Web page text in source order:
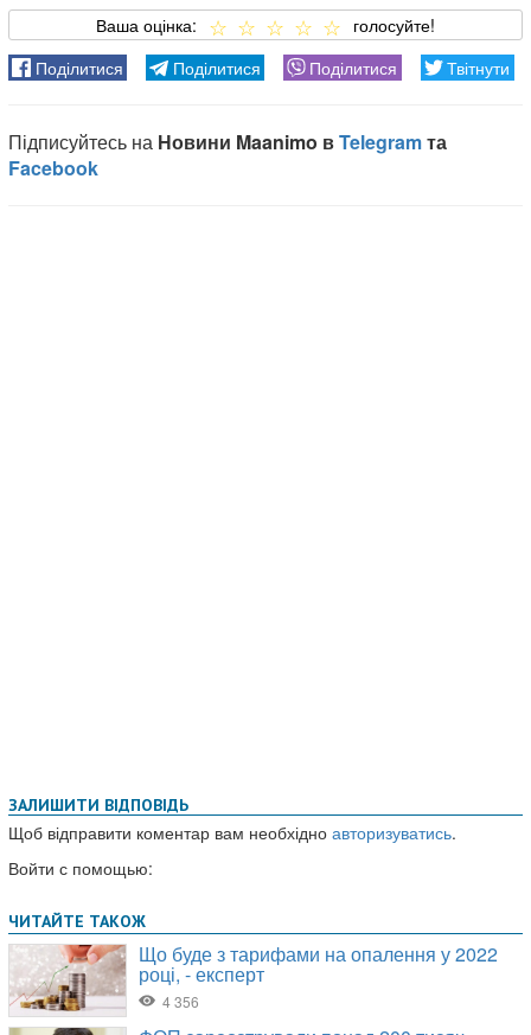
ЗАЛИШИТИ ВІДПОВІДЬ
Щоб відправити коментар вам необхідно авторизуватись.
Войти с помощью: